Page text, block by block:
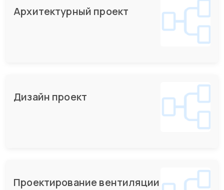
Архитектурный проект
Дизайн проект
Проектирование вентиляции